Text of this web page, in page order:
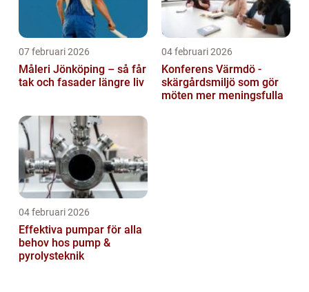
07 februari 2026
Måleri Jönköping – så får
tak och fasader längre liv
04 februari 2026
Konferens Värmdö -
skärgårdsmiljö som gör
möten mer meningsfulla
04 februari 2026
Effektiva pumpar för alla
behov hos pump &
pyrolysteknik